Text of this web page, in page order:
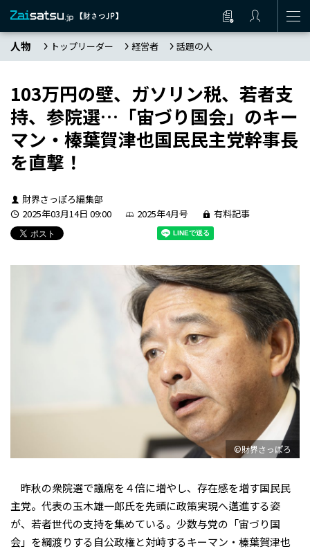
人物 トップリーダー 経営者 話題の人
103万円の壁、ガソリン税、若者支
持、参院選…「宙づり国会」のキー
マン・榛葉賀津也国民民主党幹事長
を直撃！
財界さっぽろ編集部
2025年03月14日 09:00
2025年4月号 有料記事
©財界さっぽろ
昨秋の衆院選で議席を４倍に増やし、存在感を増す国民民
主党。代表の玉木雄一郎氏を先頭に政策実現へ邁進する姿
が、若者世代の支持を集めている。少数与党の「宙づり国
会」を綱渡りする自公政権と対峙するキーマン・榛葉賀津也